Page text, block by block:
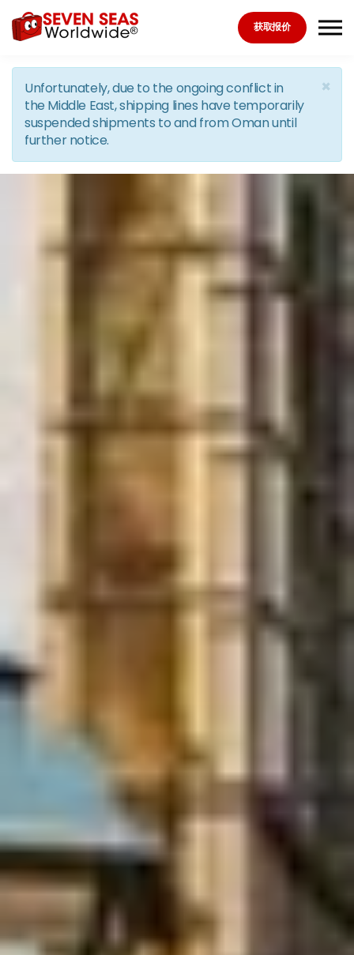
Skip to the content
获取报价
×
Unfortunately, due to the ongoing conflict in
the Middle East, shipping lines have temporarily
suspended shipments to and from Oman until
further notice.